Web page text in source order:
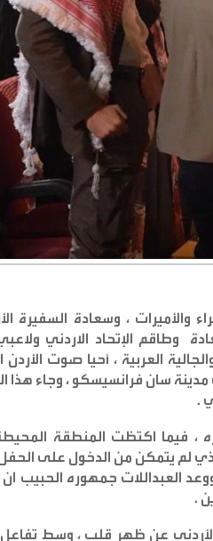
، وسعادة السفيرة
وطاقم الإتحاد الاردني
العربية ، أحيا صوت الأردن
مدينة سان فرانسيسكو ، وجاء هذا
.
، فيما اكتظت المنطقة
لم يتمكن من الدخول على
العبداللات جمهوره الحبيب
.
الأردني عن ظهر قلب ، وسط